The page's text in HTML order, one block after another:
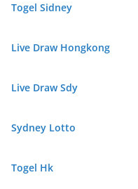
Togel Sidney
Live Draw Hongkong
Live Draw Sdy
Sydney Lotto
Togel Hk